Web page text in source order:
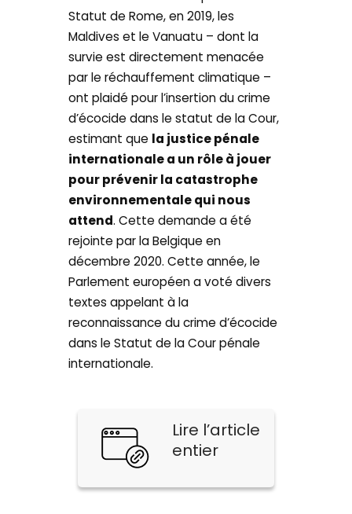
Statut de Rome, en 2019, les
Maldives et le Vanuatu – dont la
survie est directement menacée
par le réchauffement climatique –
ont plaidé pour l’insertion du crime
d’écocide dans le statut de la Cour,
estimant que la justice pénale
internationale a un rôle à jouer
pour prévenir la catastrophe
environnementale qui nous
attend. Cette demande a été
rejointe par la Belgique en
décembre 2020. Cette année, le
Parlement européen a voté divers
textes appelant à la
reconnaissance du crime d’écocide
dans le Statut de la Cour pénale
internationale.
Lire l’article
entier